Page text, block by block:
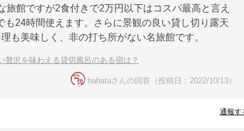
館ですが2食付きで2万円以下はコスパ最高と言え
24時間使えます。さらに景観の良い貸し切り露天
も美味しく、非の打ち所がない名旅館です。
沢を味わえる貸切風呂のある宿は？
hahataさんの回答（投稿日：2022/10/13）
通報す